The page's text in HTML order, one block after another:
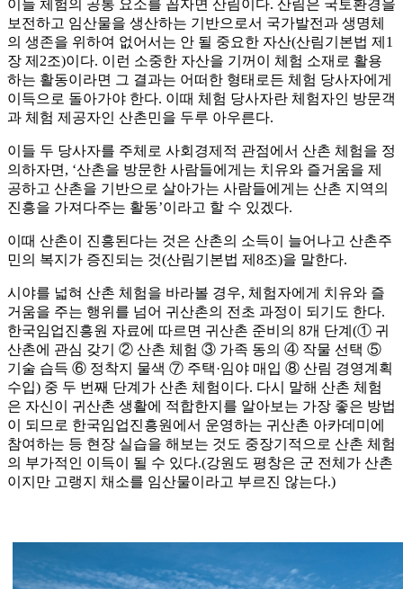
이들 체험의 공통 요소를 꼽자면 산림이다. 산림은 국토환경을
보전하고 임산물을 생산하는 기반으로서 국가발전과 생명체
의 생존을 위하여 없어서는 안 될 중요한 자산(산림기본법 제1
장 제2조)이다. 이런 소중한 자산을 기꺼이 체험 소재로 활용
하는 활동이라면 그 결과는 어떠한 형태로든 체험 당사자에게
이득으로 돌아가야 한다. 이때 체험 당사자란 체험자인 방문객
과 체험 제공자인 산촌민을 두루 아우른다.
이들 두 당사자를 주체로 사회경제적 관점에서 산촌 체험을 정
의하자면, ‘산촌을 방문한 사람들에게는 치유와 즐거움을 제
공하고 산촌을 기반으로 살아가는 사람들에게는 산촌 지역의
진흥을 가져다주는 활동’이라고 할 수 있겠다.
이때 산촌이 진흥된다는 것은 산촌의 소득이 늘어나고 산촌주
민의 복지가 증진되는 것(산림기본법 제8조)을 말한다.
시야를 넓혀 산촌 체험을 바라볼 경우, 체험자에게 치유와 즐
거움을 주는 행위를 넘어 귀산촌의 전초 과정이 되기도 한다.
한국임업진흥원 자료에 따르면 귀산촌 준비의 8개 단계(① 귀
산촌에 관심 갖기 ② 산촌 체험 ③ 가족 동의 ④ 작물 선택 ⑤
기술 습득 ⑥ 정착지 물색 ⑦ 주택·임야 매입 ⑧ 산림 경영계획
수입) 중 두 번째 단계가 산촌 체험이다. 다시 말해 산촌 체험
은 자신이 귀산촌 생활에 적합한지를 알아보는 가장 좋은 방법
이 되므로 한국임업진흥원에서 운영하는 귀산촌 아카데미에
참여하는 등 현장 실습을 해보는 것도 중장기적으로 산촌 체험
의 부가적인 이득이 될 수 있다.(강원도 평창은 군 전체가 산촌
이지만 고랭지 채소를 임산물이라고 부르진 않는다.)